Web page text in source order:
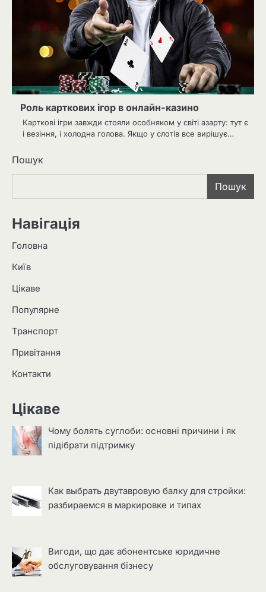
Роль карткових ігор в онлайн-казино
Карткові ігри завжди стояли особняком у світі азарту: тут є
і везіння, і холодна голова. Якщо у слотів все вирішує…
Пошук
Пошук
Навігація
Головна
Київ
Цікаве
Популярне
Транспорт
Привітання
Контакти
Цікаве
Чому болять суглоби: основні причини і як
підібрати підтримку
Как выбрать двутавровую балку для стройки:
разбираемся в маркировке и типах
Вигоди, що дає абонентське юридичне
обслуговування бізнесу